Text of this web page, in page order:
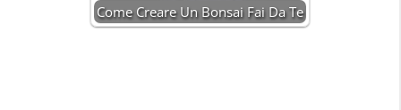
Come Creare Un Bonsai Fai Da Te